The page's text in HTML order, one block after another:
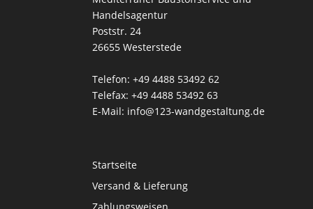
Handelsagentur
Poststr. 24
26655 Westerstede
Telefon: +49 4488 53492 62
Telefax: +49 4488 53492 63
E-Mail: info@123-wandgestaltung.de
Startseite
Versand & Lieferung
Zahlungsweisen